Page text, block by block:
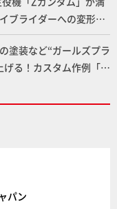
ブライダーへの変形、
再現【機動戦士Zガン
塗装など“ガールズプラ
る！カスタム作例「白
月）11:59まで応募受付
パン